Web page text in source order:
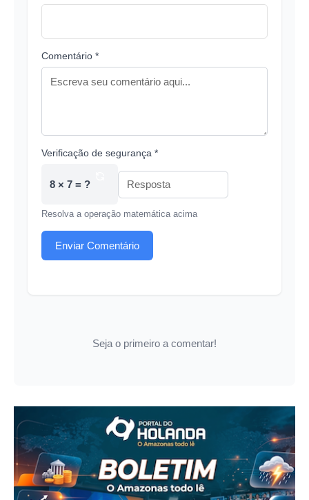
Comentário *
Verificação de segurança *
8 × 7 = ?
Resolva a operação matemática acima
Enviar Comentário
Seja o primeiro a comentar!